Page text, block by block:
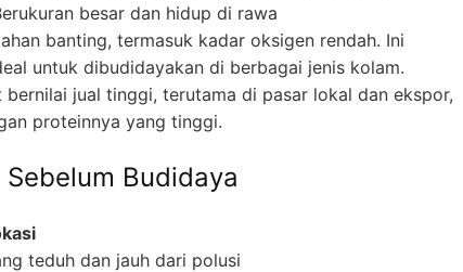
besar dan hidup di rawa
banting, termasuk kadar oksigen rendah. Ini
untuk dibudidayakan di berbagai jenis kolam.
bernilai jual tinggi, terutama di pasar lokal dan ekspor,
proteinnya yang tinggi.
Budidaya
teduh dan jauh dari polusi